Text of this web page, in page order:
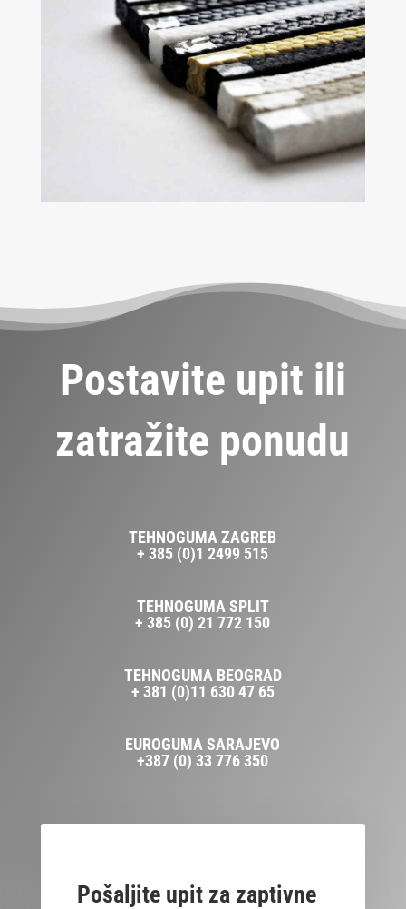
Postavite upit ili
zatražite ponudu
TEHNOGUMA ZAGREB
+ 385 (0)1 2499 515
TEHNOGUMA SPLIT
+ 385 (0) 21 772 150
TEHNOGUMA BEOGRAD
+ 381 (0)11 630 47 65
EUROGUMA SARAJEVO
+387 (0) 33 776 350
Pošaljite upit za zaptivne